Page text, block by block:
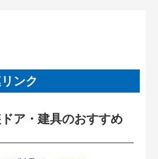
ンク
ア・建具のおすすめ